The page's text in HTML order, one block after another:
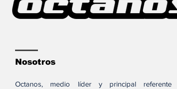
Nosotros
Octanos, medio líder y principal